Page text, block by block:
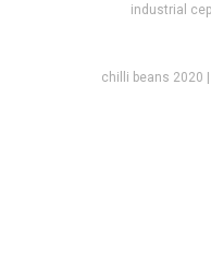
industrial
chilli beans 2020